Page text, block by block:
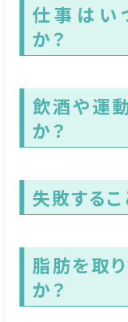
仕事はい
か？
飲酒や運
か？
失敗するこ
脂肪を取
か？